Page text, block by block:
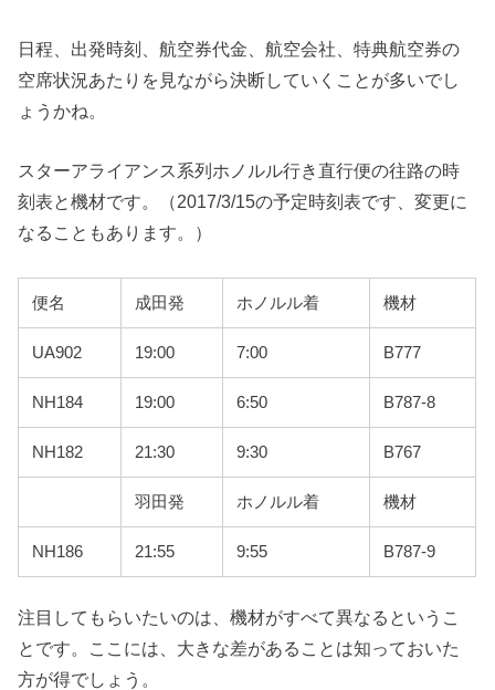
日程、出発時刻、航空券代金、航空会社、特典航空券の
空席状況あたりを見ながら決断していくことが多いでし
ょうかね。
スターアライアンス系列ホノルル行き直行便の往路の時
刻表と機材です。（2017/3/15の予定時刻表です、変更に
なることもあります。）
便名 成田発 ホノルル着 機材
UA902 19:00 7:00 B777
NH184 19:00 6:50 B787-8
NH182 21:30 9:30 B767
羽田発 ホノルル着 機材
NH186 21:55 9:55 B787-9
注目してもらいたいのは、機材がすべて異なるというこ
とです。ここには、大きな差があることは知っておいた
方が得でしょう。